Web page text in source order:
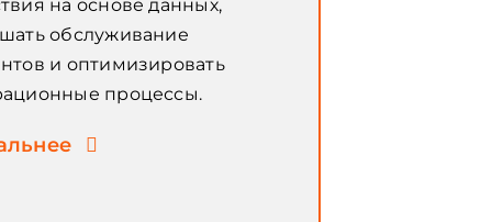
на основе данных,
обслуживание
и оптимизировать
процессы.